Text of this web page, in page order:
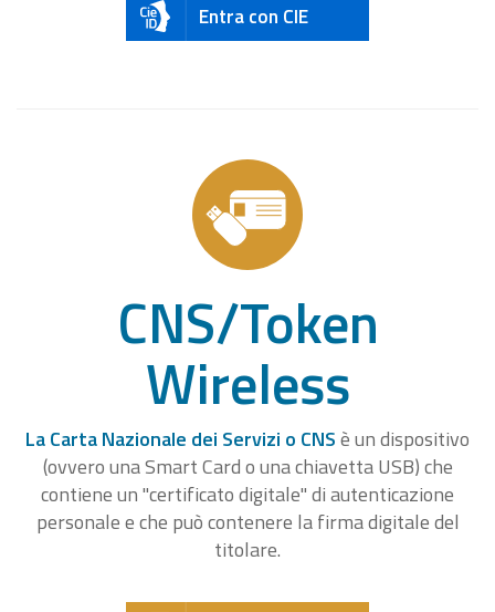
Entra con CIE
CNS/Token
Wireless
La Carta Nazionale dei Servizi o CNSè un dispositivo
(ovvero una Smart Card o una chiavetta USB) che
contiene un "certificato digitale" di autenticazione
personale e che può contenere la firma digitale del
titolare.